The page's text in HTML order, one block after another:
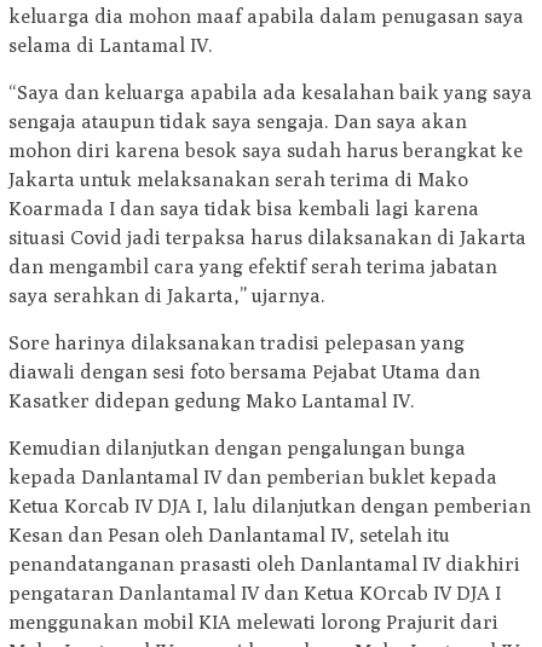
keluarga dia mohon maaf apabila dalam penugasan saya
selama di Lantamal IV.
“Saya dan keluarga apabila ada kesalahan baik yang saya
sengaja ataupun tidak saya sengaja. Dan saya akan
mohon diri karena besok saya sudah harus berangkat ke
Jakarta untuk melaksanakan serah terima di Mako
Koarmada I dan saya tidak bisa kembali lagi karena
situasi Covid jadi terpaksa harus dilaksanakan di Jakarta
dan mengambil cara yang efektif serah terima jabatan
saya serahkan di Jakarta,” ujarnya.
Sore harinya dilaksanakan tradisi pelepasan yang
diawali dengan sesi foto bersama Pejabat Utama dan
Kasatker didepan gedung Mako Lantamal IV.
Kemudian dilanjutkan dengan pengalungan bunga
kepada Danlantamal IV dan pemberian buklet kepada
Ketua Korcab IV DJA I, lalu dilanjutkan dengan pemberian
Kesan dan Pesan oleh Danlantamal IV, setelah itu
penandatanganan prasasti oleh Danlantamal IV diakhiri
pengataran Danlantamal IV dan Ketua KOrcab IV DJA I
menggunakan mobil KIA melewati lorong Prajurit dari